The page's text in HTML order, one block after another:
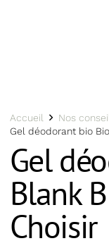
Accueil
Nos
Gel déodorant bio
Gel
Blank
Choisir